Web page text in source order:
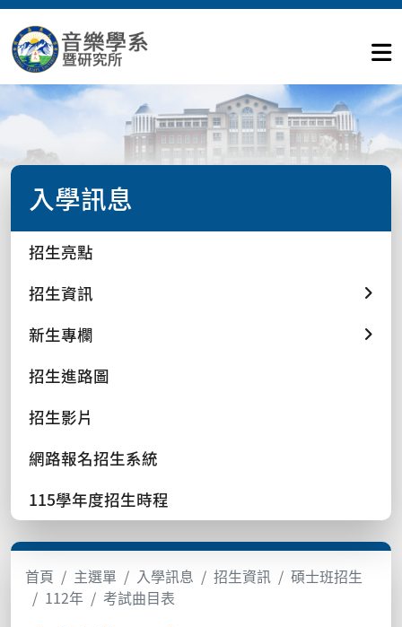
入學訊息
招生亮點
招生資訊
新生專欄
招生進路圖
招生影片
網路報名招生系統
115學年度招生時程
首頁 主選單 入學訊息 招生資訊
碩士班招生
112年
考試曲目表